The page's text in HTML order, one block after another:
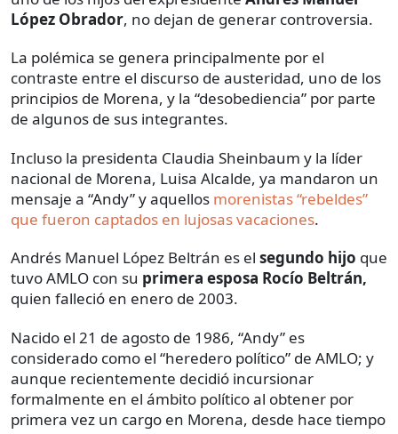
López Obrador, no dejan de generar controversia.
La polémica se genera principalmente por el
contraste entre el discurso de austeridad, uno de los
principios de Morena, y la “desobediencia” por parte
de algunos de sus integrantes.
Incluso la presidenta Claudia Sheinbaum y la líder
nacional de Morena, Luisa Alcalde, ya mandaron un
mensaje a “Andy” y aquellos morenistas “rebeldes”
que fueron captados en lujosas vacaciones.
Andrés Manuel López Beltrán es el segundo hijo que
tuvo AMLO con su primera esposa Rocío Beltrán,
quien falleció en enero de 2003.
Nacido el 21 de agosto de 1986, “Andy” es
considerado como el “heredero político” de AMLO; y
aunque recientemente decidió incursionar
formalmente en el ámbito político al obtener por
primera vez un cargo en Morena, desde hace tiempo